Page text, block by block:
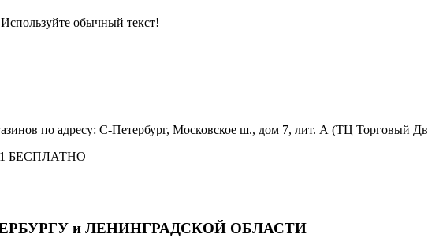
обычный текст!
по адресу: С-Петербург, Московское ш., дом 7, лит. А (ТЦ Торговый
41 БЕСПЛАТНО
и ЛЕНИНГРАДСКОЙ ОБЛАСТИ